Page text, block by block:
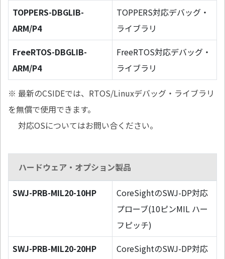
TOPPERS-DBGLIB-
ARM/P4
TOPPERS対応デバッグ・
ライブラリ
FreeRTOS-DBGLIB-
ARM/P4
FreeRTOS対応デバッグ・
ライブラリ
※ 最新のCSIDEでは、RTOS/Linuxデバッグ・ライブラリ
を無償で使用できます。
対応OSについてはお問い合ください。
ハードウェア・オプション製品
SWJ-PRB-MIL20-10HP
CoreSightのSWJ-DP対応
プローブ(10ピンMIL ハー
フピッチ)
SWJ-PRB-MIL20-20HP
CoreSightのSWJ-DP対応